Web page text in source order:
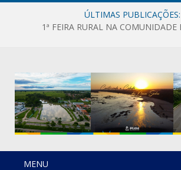
ÚLTIMAS PUBLICAÇÕES:
1ª FEIRA RURAL NA COMUNIDADE
MENU